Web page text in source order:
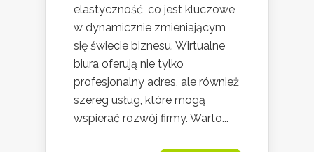
elastyczność, co jest kluczowe
w dynamicznie zmieniającym
się świecie biznesu. Wirtualne
biura oferują nie tylko
profesjonalny adres, ale również
szereg usług, które mogą
wspierać rozwój firmy. Warto...